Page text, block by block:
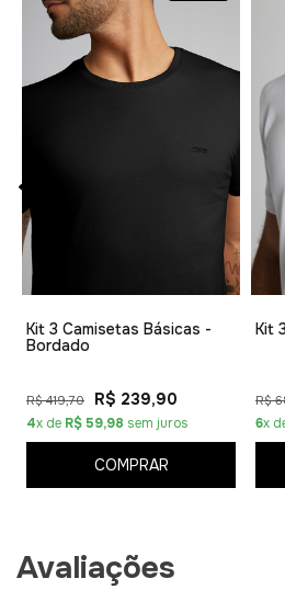
Kit 3 Camisetas Básicas -
Bordado
R$ 419,70 R$ 239,90
4x de R$ 59,98 sem juros
COMPRAR
Kit
R$
6x
Avaliações